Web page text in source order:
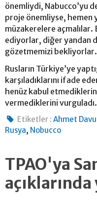
önemliydi, Nabucco’yu
proje önemliyse, hemen
müzakerelere açmalılar.
ediyorlar, diğer yandan
gözetmemizi
Rusların Türkiye’ye
karşıladıklarını ifade
henüz kabul etmediklerini
vermediklerini vurguladı.
Etiketler : Ahmet
Rusya, Nobucco
TPAO'ya